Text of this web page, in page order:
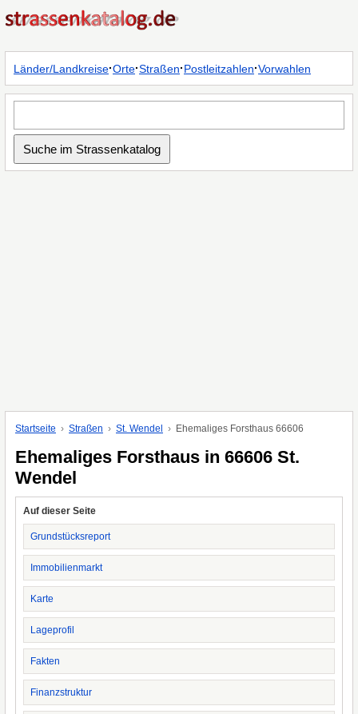
Länder/Landkreise·Orte·Straßen·Postleitzahlen·Vorwahlen
Startseite Straßen St. Wendel Ehemaliges Forsthaus 66606
Ehemaliges Forsthaus in 66606 St.
Wendel
Auf dieser Seite
Grundstücksreport
Immobilienmarkt
Karte
Lageprofil
Fakten
Finanzstruktur